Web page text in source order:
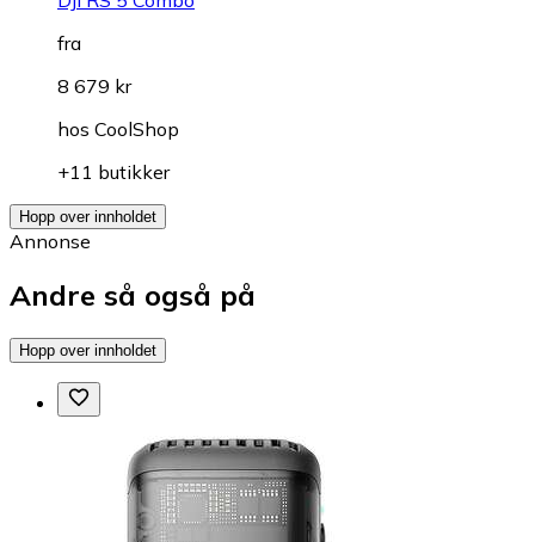
fra
8 679 kr
hos CoolShop
+11 butikker
Hopp over innholdet
Annonse
Andre så også på
Hopp over innholdet